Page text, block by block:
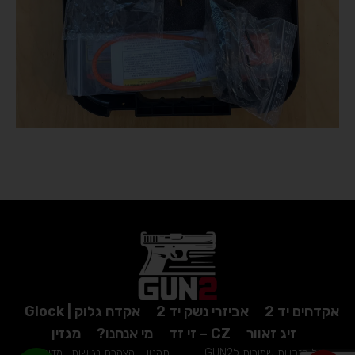
אקדחים יד 2 אביזרי נשק יד 2
אקדח גלוק | Glock
זיג זאוור
CZ – זי זד מי אנחנו? מגזין